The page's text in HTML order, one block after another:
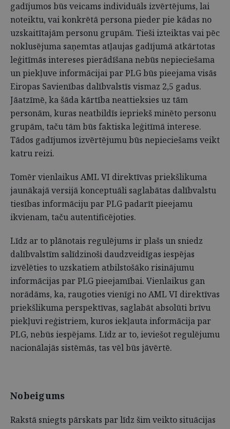
gadījumos būs veicams individuāls izvērtējums, lai
noteiktu, vai konkrētā persona pieder pie kādas no
uzskaitītajām personu grupām. Tieši izteiktas vai pēc
noklusējuma saņemtas atļaujas gadījumā atkārtotas
leģitīmās intereses pierādīšana nebūs nepieciešama
un piekļuve informācijai par PLG būs pieejama visās
Eiropas Savienības dalībvalstīs vismaz 2,5 gadus.
Jāatzīmē, ka šāda kārtība neattieksies uz tām
personām, kuras neatbildīs iepriekš minēto personu
grupām, taču tām būs faktiska leģitīmā interese.
Tādos gadījumos izvērtējumu būs nepieciešams veikt
katru reizi.
Tomēr vienlaikus AML VI direktīvas priekšlikuma
jaunākajā versijā konceptuāli saglabātas dalībvalstu
tiesības informāciju par PLG padarīt pieejamu
ikvienam, taču autentificējoties.
Līdz ar to plānotais regulējums ir plašs un sniedz
dalībvalstīm salīdzinoši daudzveidīgas iespējas
izvēlēties to uzskatiem atbilstošāko risinājumu
informācijas par PLG pieejamībai. Vienlaikus gan
norādāms, ka, raugoties vienīgi no AML VI direktīvas
priekšlikuma perspektīvas, saglabāt absolūti brīvu
piekļuvi reģistriem, kuros iekļauta informācija par
PLG, nebūs iespējams. Līdz ar to, ieviešot regulējumu
nacionālajās sistēmās, tas vēl būs jāvērtē.
Nobeigums
Rakstā sniegts pārskats par līdz šim veikto situācijas